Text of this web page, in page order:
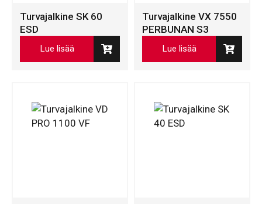
Turvajalkine SK 60
ESD
Lue lisää
Turvajalkine VX 7550
PERBUNAN S3
Lue lisää